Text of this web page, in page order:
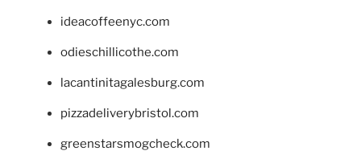
ideacoffeenyc.com
odieschillicothe.com
lacantinitagalesburg.com
pizzadeliverybristol.com
greenstarsmogcheck.com